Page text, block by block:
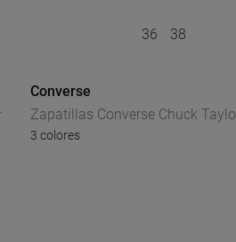
36 38
Converse
Zapatillas Converse Chuck Taylor
All Star Tonal – Icono Clásico En
3 colores